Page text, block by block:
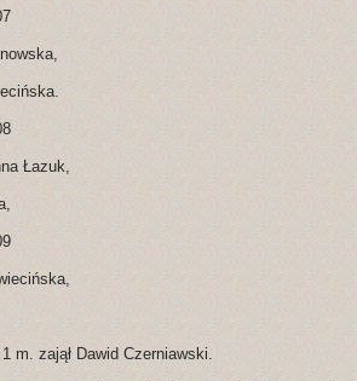
Łazuk,
m. zajął Dawid Czerniawski.